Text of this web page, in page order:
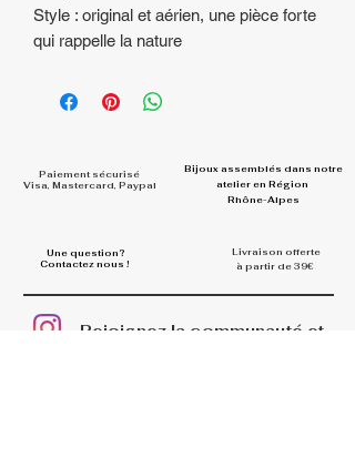
Style : original et aérien, une pièce forte
qui rappelle la nature
Paiement sécurisé
Visa, Mastercard, Paypal
Bijoux assemblés dans notre
atelier en Région
Rhône-Alpes
Une question?
Contactez nous !
Livraison offerte
à partir de 39€
Rejoignez la communauté et